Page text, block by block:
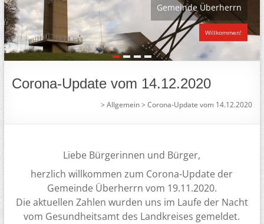
Gemeinde Überherrn
Willkommen!
1 2 3 4
Corona-Update vom 14.12.2020
>Allgemein>Corona-Update vom 14.12.2020
Liebe Bürgerinnen und Bürger,
herzlich willkommen zum Corona-Update der
Gemeinde Überherrn vom 19.11.2020.
Die aktuellen Zahlen wurden uns im Laufe der Nacht
vom Gesundheitsamt des Landkreises gemeldet.